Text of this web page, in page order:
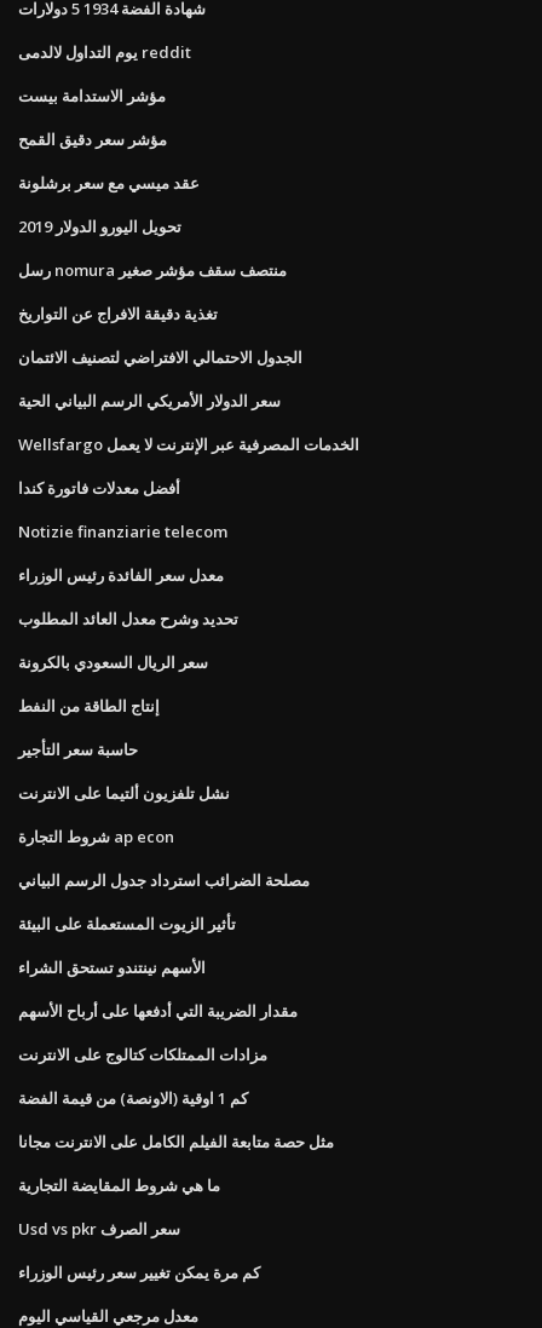
شهادة الفضة 1934 5 دولارات
يوم التداول لالدمى reddit
مؤشر الاستدامة بيست
مؤشر سعر دقيق القمح
عقد ميسي مع سعر برشلونة
تحويل اليورو الدولار 2019
رسل nomura منتصف سقف مؤشر صغير
تغذية دقيقة الافراج عن التواريخ
الجدول الاحتمالي الافتراضي لتصنيف الائتمان
سعر الدولار الأمريكي الرسم البياني الحية
Wellsfargo الخدمات المصرفية عبر الإنترنت لا يعمل
أفضل معدلات فاتورة كندا
Notizie finanziarie telecom
معدل سعر الفائدة رئيس الوزراء
تحديد وشرح معدل العائد المطلوب
سعر الريال السعودي بالكرونة
إنتاج الطاقة من النفط
حاسبة سعر التأجير
نشل تلفزيون ألتيما على الانترنت
شروط التجارة ap econ
مصلحة الضرائب استرداد جدول الرسم البياني
تأثير الزيوت المستعملة على البيئة
الأسهم نينتندو تستحق الشراء
مقدار الضريبة التي أدفعها على أرباح الأسهم
مزادات الممتلكات كتالوج على الانترنت
كم 1 اوقية (الاونصة) من قيمة الفضة
مثل حصة متابعة الفيلم الكامل على الانترنت مجانا
ما هي شروط المقايضة التجارية
Usd vs pkr سعر الصرف
كم مرة يمكن تغيير سعر رئيس الوزراء
معدل مرجعي القياسي اليوم